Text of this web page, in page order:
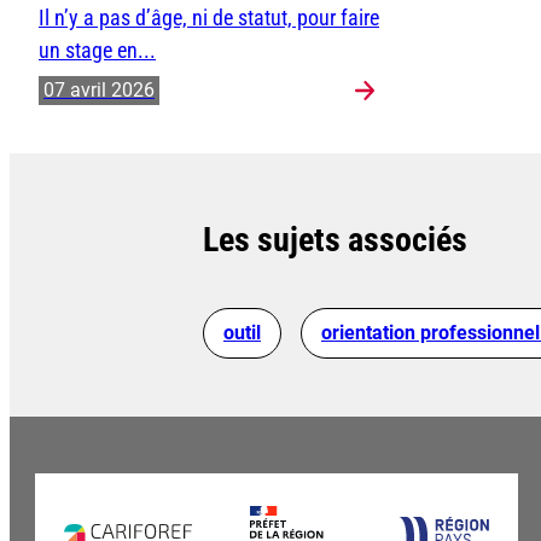
Il n’y a pas d’âge, ni de statut, pour faire
un stage en...
07 avril 2026
Les sujets associés
outil orientation